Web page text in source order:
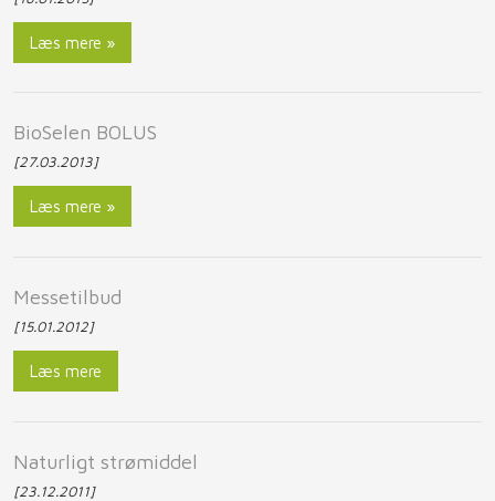
Læs mere »
​BioSelen BOLUS
[27.03.2013]
Læs mere »
​Messetilbud
[15.01.2012]
Læs mere
​Naturligt strømiddel
[23.12.2011]